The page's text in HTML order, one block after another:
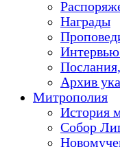
Награды
Архив
Митрополия
История
Собор